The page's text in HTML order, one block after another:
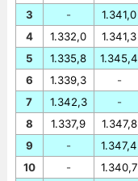
3
4
5
6
7
8
9
10
-
1.332,0
1.335,8
1.339,3
1.342,3
1.337,9
-
-
1.341,0
1.341,3
1.345,4
-
-
1.347,8
1.347,4
1.340,7